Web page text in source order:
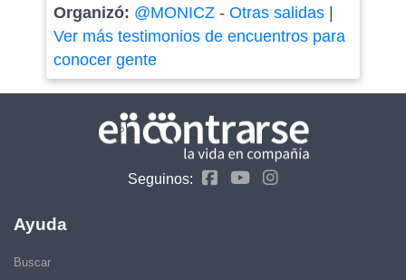
Organizó: @MONICZ- Otras salidas|
Ver más testimonios de encuentros para
conocer gente
Seguinos:
Ayuda
Buscar